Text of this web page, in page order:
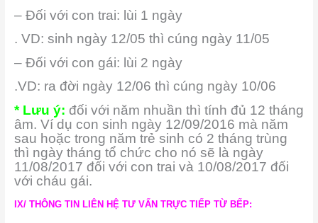
– Đối với con trai: lùi 1 ngày
. VD: sinh ngày 12/05 thì cúng ngày 11/05
– Đối với con gái: lùi 2 ngày
.VD: ra đời ngày 12/06 thì cúng ngày 10/06
* Lưu ý: đối với năm nhuần thì tính đủ 12 tháng
âm. Ví dụ con sinh ngày 12/09/2016 mà năm
sau hoặc trong năm trẻ sinh có 2 tháng trùng
thì ngày tháng tổ chức cho nó sẽ là ngày
11/08/2017 đối với con trai và 10/08/2017 đối
với cháu gái.
IX/ THÔNG TIN LIÊN HỆ TƯ VẤN TRỰC TIẾP TỪ BẾP: